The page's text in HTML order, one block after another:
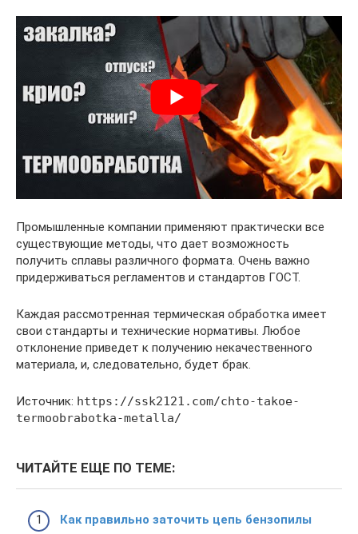
Промышленные компании применяют практически все
существующие методы, что дает возможность
получить сплавы различного формата. Очень важно
придерживаться регламентов и стандартов ГОСТ.
Каждая рассмотренная термическая обработка имеет
свои стандарты и технические нормативы. Любое
отклонение приведет к получению некачественного
материала, и, следовательно, будет брак.
Источник: https://ssk2121.com/chto-takoe-
termoobrabotka-metalla/
ЧИТАЙТЕ ЕЩЕ ПО ТЕМЕ:
Как правильно заточить цепь бензопилы